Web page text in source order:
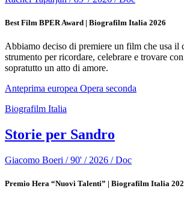
Best Film BPER Award | Biografilm Italia 2026
Abbiamo deciso di premiere un film che usa il
strumento per ricordare, celebrare e trovare
sopratutto un atto di amore.
Anteprima europea Opera seconda
Biografilm Italia
Storie per Sandro
Giacomo Boeri / 90' / 2026 / Doc
Premio Hera “Nuovi Talenti” | Biografilm Italia